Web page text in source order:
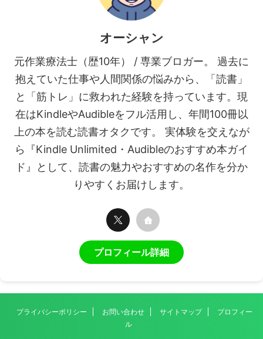
オーシャン
元作業療法士（歴10年） / 専業ブロガー。 過去に
抱えていた仕事や人間関係の悩みから、「読書」
と「筋トレ」に救われた経験を持っています。現
在はKindleやAudibleをフル活用し、年間100冊以
上の本を読む読書オタクです。 実体験を交えなが
ら『Kindle Unlimited・Audibleのおすすめ本ガイ
ド』として、読書の魅力やおすすめの名作を分か
りやすくお届けします。
プロフィール詳細
プライバシーポリシー お問い合わせ サイトマップ
プロフィー
ル